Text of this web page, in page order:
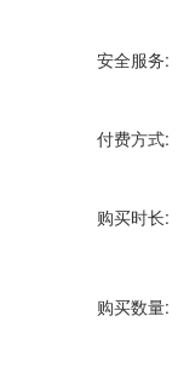
安全服务:
付费方式:
购买时长:
购买数量: